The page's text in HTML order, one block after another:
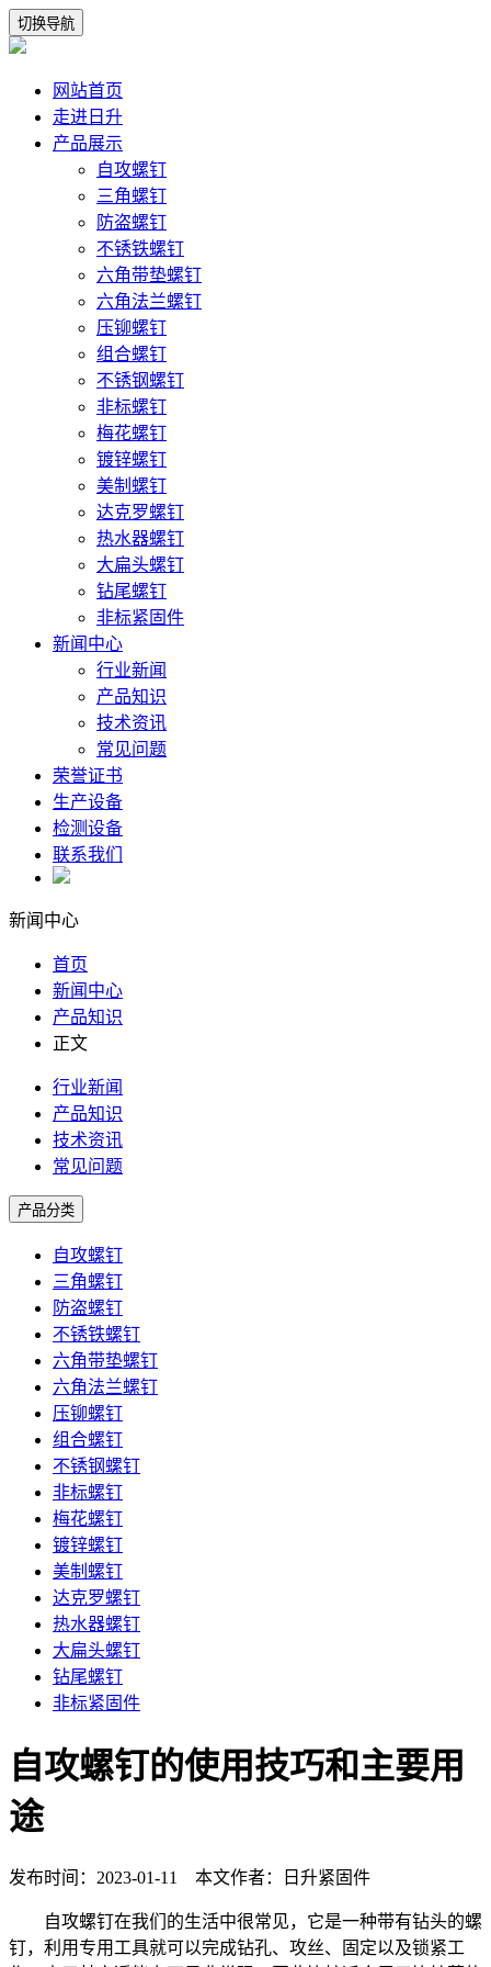
切换导航
网站首页
走进日升
产品展示
自攻螺钉
三角螺钉
防盗螺钉
不锈铁螺钉
六角带垫螺钉
六角法兰螺钉
压铆螺钉
组合螺钉
不锈钢螺钉
非标螺钉
梅花螺钉
镀锌螺钉
美制螺钉
达克罗螺钉
热水器螺钉
大扁头螺钉
钻尾螺钉
非标紧固件
新闻中心
行业新闻
产品知识
技术资讯
常见问题
荣誉证书
生产设备
检测设备
联系我们
新闻中心
首页
新闻中心
产品知识
正文
行业新闻
产品知识
技术资讯
常见问题
产品分类
自攻螺钉
三角螺钉
防盗螺钉
不锈铁螺钉
六角带垫螺钉
六角法兰螺钉
压铆螺钉
组合螺钉
不锈钢螺钉
非标螺钉
梅花螺钉
镀锌螺钉
美制螺钉
达克罗螺钉
热水器螺钉
大扁头螺钉
钻尾螺钉
非标紧固件
自攻螺钉的使用技巧和主要用
途
发布时间：2023-01-11 本文作者：日升紧固件
自攻螺钉在我们的生活中很常见，它是一种带有钻头的螺
钉，利用专用工具就可以完成钻孔、攻丝、固定以及锁紧工